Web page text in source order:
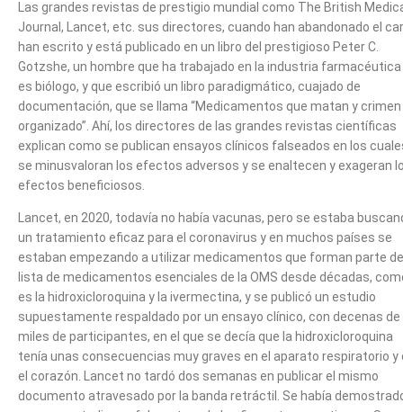
Las grandes revistas de prestigio mundial como The British
Journal, Lancet, etc. sus directores, cuando han abandonado el
han escrito y está publicado en un libro del prestigioso Peter C.
Gotzshe, un hombre que ha trabajado en la industria farmacéutica
es biólogo, y que escribió un libro paradigmático, cuajado de
documentación, que se llama “Medicamentos que matan y crimen
organizado”. Ahí, los directores de las grandes revistas científicas
explican como se publican ensayos clínicos falseados en los
se minusvaloran los efectos adversos y se enaltecen y exageran
efectos beneficiosos.
Lancet, en 2020, todavía no había vacunas, pero se estaba
un tratamiento eficaz para el coronavirus y en muchos países se
estaban empezando a utilizar medicamentos que forman parte
lista de medicamentos esenciales de la OMS desde décadas,
es la hidroxicloroquina y la ivermectina, y se publicó un estudio
supuestamente respaldado por un ensayo clínico, con decenas de
miles de participantes, en el que se decía que la hidroxicloroquina
tenía unas consecuencias muy graves en el aparato respiratorio y
el corazón. Lancet no tardó dos semanas en publicar el mismo
documento atravesado por la banda retráctil. Se había